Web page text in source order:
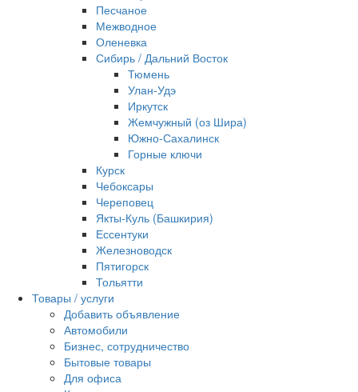
Песчаное
Межводное
Оленевка
Сибирь / Дальний Восток
Тюмень
Улан-Удэ
Иркутск
Жемчужный (оз Шира)
Южно‐Сахалинск
Горные ключи
Курск
Чебоксары
Череповец
Якты-Куль (Башкирия)
Ессентуки
Железноводск
Пятигорск
Тольятти
Товары / услуги
Добавить объявление
Автомобили
Бизнес, сотрудничество
Бытовые товары
Для офиса